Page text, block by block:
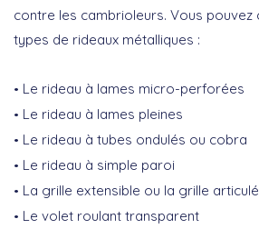
contre les cambrioleurs. Vous pouvez
types de rideaux métalliques :
Le rideau à lames micro-perforées
Le rideau à lames pleines
Le rideau à tubes ondulés ou cobra
Le rideau à simple paroi
La grille extensible ou la grille
Le volet roulant transparent